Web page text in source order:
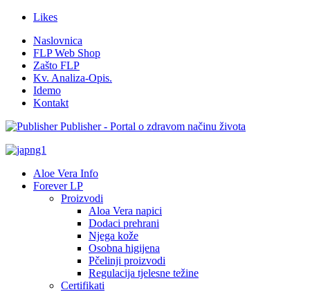
Likes
Naslovnica
FLP Web Shop
Zašto FLP
Kv. Analiza-Opis.
Idemo
Kontakt
Publisher - Portal o zdravom načinu života
Aloe Vera Info
Forever LP
Proizvodi
Aloa Vera napici
Dodaci prehrani
Njega kože
Osobna higijena
Pčelinji proizvodi
Regulacija tjelesne težine
Certifikati